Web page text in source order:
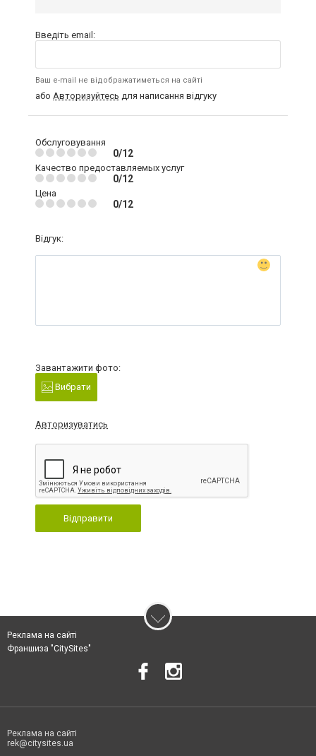
Введіть email:
Ваш e-mail не відображатиметься на сайті
або Авторизуйтесь для написання відгуку
Обслуговування
0/12
Качество предоставляемых услуг
0/12
Цена
0/12
Відгук:
Завантажити фото:
Вибрати
Авторизуватись
Відправити
Реклама на сайті
Франшиза "CitySites"
Реклама на сайті
rek@citysites.ua